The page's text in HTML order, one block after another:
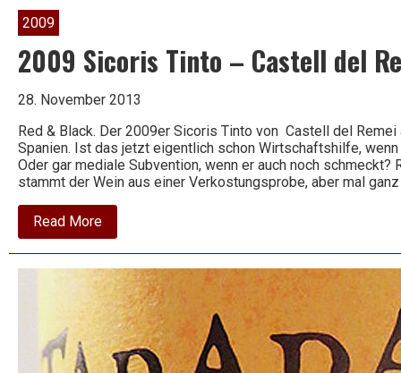
Wein
2009
2009 Sicoris Tinto – Castell del
28. November 2013
Red & Black. Der 2009er Sicoris Tinto von Castell del
Spanien. Ist das jetzt eigentlich schon Wirtschaftshilfe,
Oder gar mediale Subvention, wenn er auch noch
stammt der Wein aus einer Verkostungsprobe, aber mal
Read Moreabout
2009
Sicoris
–
Castell
del
Remei
Costers
del